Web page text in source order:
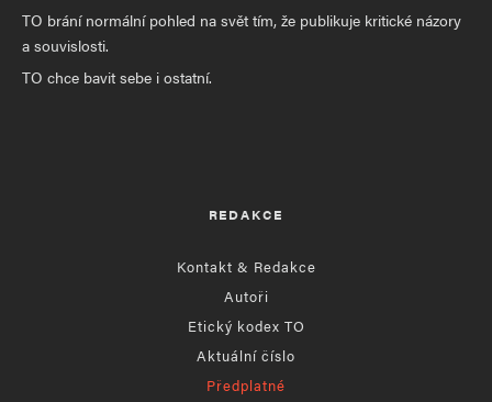
TO brání normální pohled na svět tím, že publikuje kritické názory
a souvislosti.
TO chce bavit sebe i ostatní.
REDAKCE
Kontakt & Redakce
Autoři
Etický kodex TO
Aktuální číslo
Předplatné